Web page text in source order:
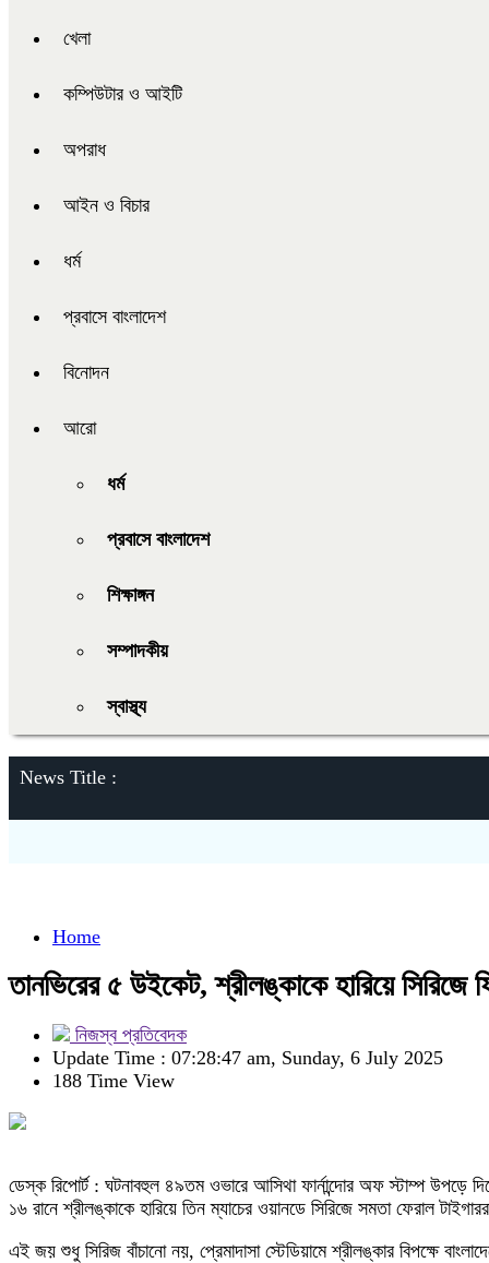
খেলা
কম্পিউটার ও আইটি
অপরাধ
আইন ও বিচার
ধর্ম
প্রবাসে বাংলাদেশ
বিনোদন
আরো
ধর্ম
প্রবাসে বাংলাদেশ
শিক্ষাঙ্গন
সম্পাদকীয়
স্বাস্থ্য
News Title :
Home
তানভিরের ৫ উইকেট, শ্রীলঙ্কাকে হারিয়ে সিরিজে
নিজস্ব প্রতিবেদক
Update Time : 07:28:47 am, Sunday, 6 July 2025
188 Time View
ডেস্ক রিপোর্ট : ঘটনাবহুল ৪৯তম ওভারে আসিথা ফার্নান্দোর অফ স্টাম্প উপড়ে
১৬ রানে শ্রীলঙ্কাকে হারিয়ে তিন ম্যাচের ওয়ানডে সিরিজে সমতা ফেরাল
এই জয় শুধু সিরিজ বাঁচানো নয়, প্রেমাদাসা স্টেডিয়ামে শ্রীলঙ্কার বিপক্ষে